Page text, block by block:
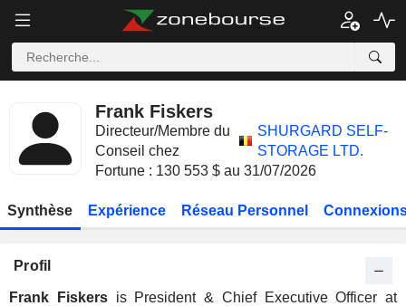
Frank Fiskers
Directeur/Membre du
Conseil chez
SHURGARD SELF-
STORAGE LTD.
Fortune : 130 553 $ au 31/07/2026
Synthèse Expérience Réseau Personnel
Profil
Frank Fiskersis President & Chief Executive Officer at